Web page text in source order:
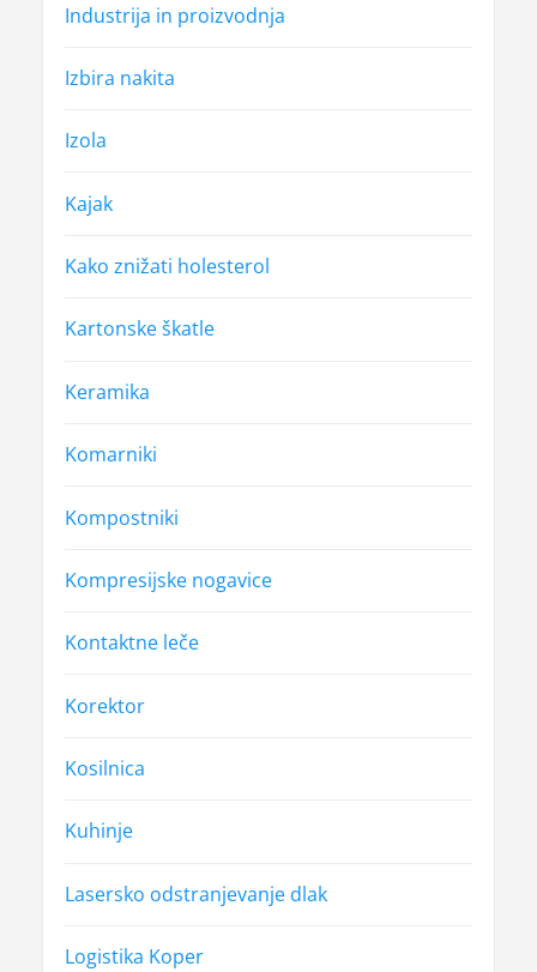
Industrija in proizvodnja
Izbira nakita
Izola
Kajak
Kako znižati holesterol
Kartonske škatle
Keramika
Komarniki
Kompostniki
Kompresijske nogavice
Kontaktne leče
Korektor
Kosilnica
Kuhinje
Lasersko odstranjevanje dlak
Logistika Koper